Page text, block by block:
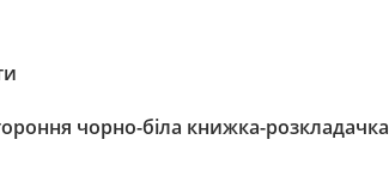
чорно-біла книжка-розкладачка